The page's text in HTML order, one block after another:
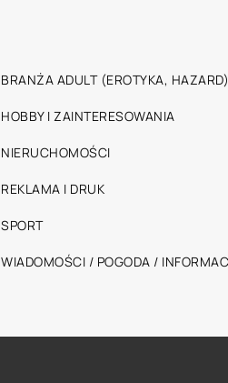
BRANŻA ADULT (EROTYKA, HAZARD)
HOBBY I ZAINTERESOWANIA
NIERUCHOMOŚCI
REKLAMA I DRUK
SPORT
WIADOMOŚCI / POGODA /